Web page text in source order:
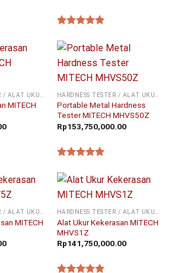
MITECH
Portable Metal Hardness
Tester MITECH MHVS50Z
Rp153,750,000.00
MITECH
Alat Ukur Kekerasan MITECH
MHVS1Z
Rp141,750,000.00